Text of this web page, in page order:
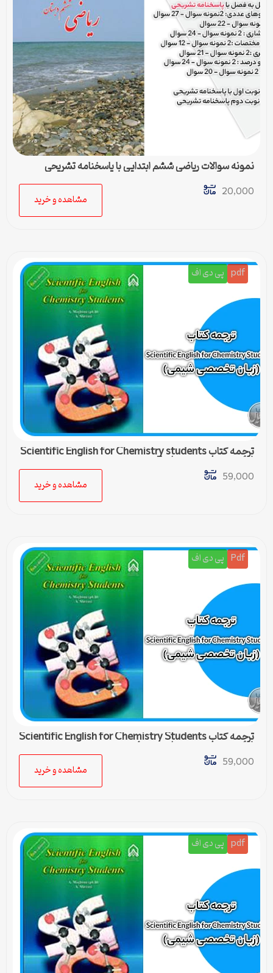
نمونه سوالات ریاضی ششم ابتدایی با پاسخنامه تشریحی
20,000
مشاهده و خرید
pdf پی دی اف
ترجمه کتاب Scientific English for Chemistry students
(زبان تخصصی شیمی) – 5
59,000
مشاهده و خرید
Pdf پی دی اف
ترجمه کتاب Scientific English for Chemistry Students
(زبان تخصصی شیمی) – درس 4
59,000
مشاهده و خرید
pdf پی دی اف